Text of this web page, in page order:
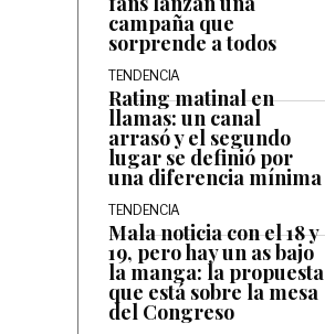
campaña que
sorprende a todos
TENDENCIA
Rating matinal en
llamas: un canal
arrasó y el segundo
lugar se definió por
una diferencia mínima
TENDENCIA
Mala noticia con el 18 y
19, pero hay un as bajo
la manga: la propuesta
que está sobre la mesa
del Congreso